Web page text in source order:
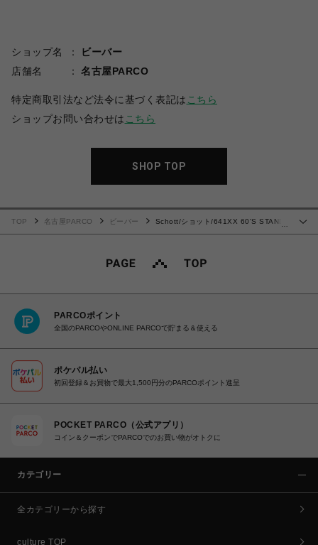
ショップ名
ビーバー
店舗名
名古屋PARCO
特定商取引法など法令に基づく表記は こちら
ショップお問い合わせは こちら
SHOP TOP
…
TOP 名古屋PARCO ビーバー
Schott/ショット/641XX 60'S STAND
PARCOポイント
全国のPARCOやONLINE PARCOで貯まる＆使える
ポケパル払い
初回登録＆お買物で最大1,500円分のPARCOポイント進呈
POCKET PARCO（公式アプリ）
コイン＆クーポンでPARCOでのお買い物がオトクに
カテゴリー
全カテゴリーから探す
culture TOP